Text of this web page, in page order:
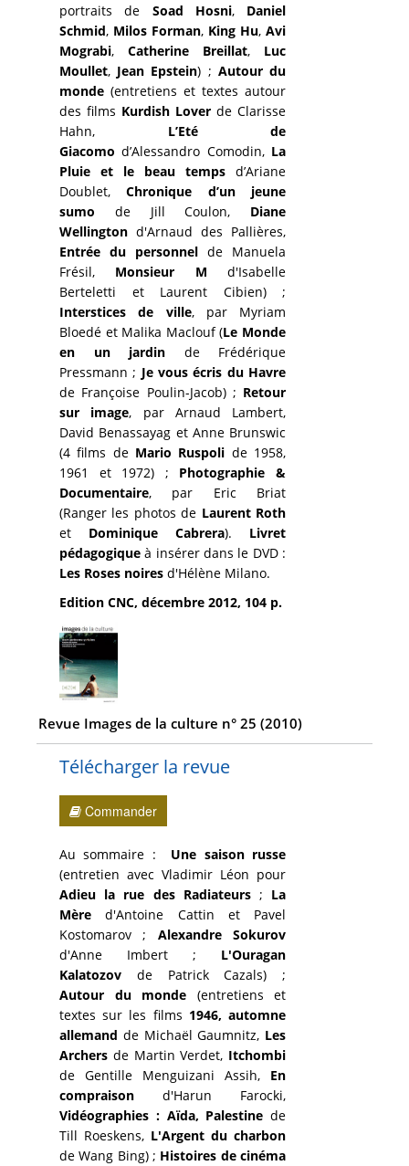
portraits de Soad Hosni, Daniel
Schmid, Milos Forman, King Hu,Avi
Mograbi,Catherine Breillat, Luc
Moullet, Jean Epstein) ; Autour du
monde (entretiens et textes autour
des films Kurdish Loverde Clarisse
Hahn, L’Eté de
Giacomod’Alessandro Comodin, La
Pluie et le beau tempsd’Ariane
Doublet,Chronique d’un jeune
sumo de Jill Coulon, Diane
Wellington d'Arnaud des Pallières,
Entrée du personnel de Manuela
Frésil, Monsieur M d'Isabelle
Berteletti et Laurent Cibien) ;
Interstices de ville, par Myriam
Bloedé et Malika Maclouf (Le Monde
en un jardin de Frédérique
Pressmann ; Je vous écris du Havre
de Françoise Poulin-Jacob) ; Retour
sur image, par Arnaud Lambert,
David Benassayag et Anne Brunswic
(4 films de Mario Ruspoli de 1958,
1961 et 1972) ; Photographie &
Documentaire, par Eric Briat
(Ranger les photos de Laurent Roth
et Dominique Cabrera). Livret
pédagogique à insérer dans le DVD :
Les Roses noires d'Hélène Milano.
Edition CNC, décembre 2012, 104 p.
Revue Images de la culture n° 25 (2010)
Télécharger la revue
Commander
Au sommaire : Une saison russe
(entretien avec Vladimir Léon pour
Adieu la rue des Radiateurs; La
Mère d'Antoine Cattin et Pavel
Kostomarov ; Alexandre Sokurov
d'Anne Imbert ; L'Ouragan
Kalatozov de Patrick Cazals) ;
Autour du monde (entretiens et
textes sur les films 1946, automne
allemand de Michaël Gaumnitz, Les
Archers de Martin Verdet, Itchombi
de Gentille Menguizani Assih, En
compraison d'Harun Farocki,
Vidéographies : Aïda, Palestine de
Till Roeskens, L'Argent du charbon
de Wang Bing) ; Histoires de cinéma